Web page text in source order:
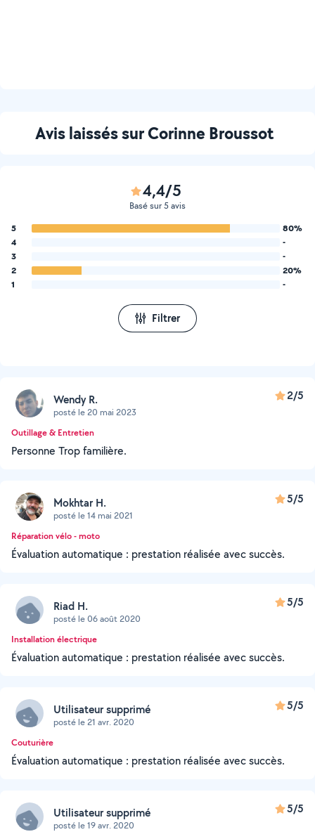
Avis laissés sur Corinne Broussot
4,4/5
Basé sur 5 avis
5
80%
4
-
3
-
2
20%
1
-
Filtrer
Wendy R.
posté le 20 mai 2023
2/5
Outillage & Entretien
Personne Trop familière.
Mokhtar H.
posté le 14 mai 2021
5/5
Réparation vélo - moto
Évaluation automatique : prestation réalisée avec succès.
Riad H.
posté le 06 août 2020
5/5
Installation électrique
Évaluation automatique : prestation réalisée avec succès.
Utilisateur supprimé
posté le 21 avr. 2020
5/5
Couturière
Évaluation automatique : prestation réalisée avec succès.
Utilisateur supprimé
posté le 19 avr. 2020
5/5